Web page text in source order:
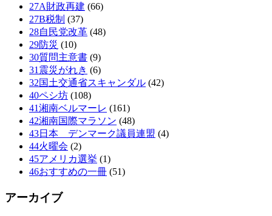
27A財政再建 (66)
27B税制 (37)
28自民党改革 (48)
29防災 (10)
30質問主意書 (9)
31震災がれき (6)
32国土交通省スキャンダル (42)
40ペシ坊 (108)
41湘南ベルマーレ (161)
42湘南国際マラソン (48)
43日本 デンマーク議員連盟 (4)
44火曜会 (2)
45アメリカ選挙 (1)
46おすすめの一冊 (51)
アーカイブ